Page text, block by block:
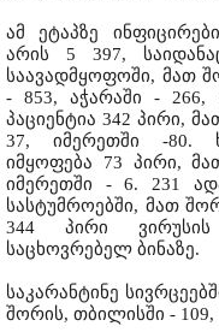
ამ ეტაპზე
არის 5 397,
საავადმყოფოში, მათ
- 853, აჭარაში - 266,
პაციენტია 342 პირი,
37, იმერეთში -80.
იმყოფება 73 პირი,
იმერეთში - 6. 231
სასტუმროებში, მათ
344 პირი
საცხოვრებელ ბინაზე.
საკარანტინე
შორის, თბილისში -